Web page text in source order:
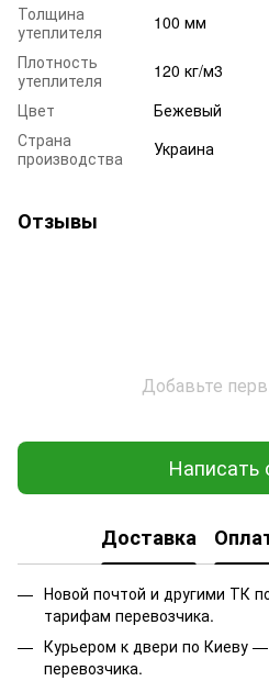
Толщина
утеплителя
100 мм
Плотность
утеплителя
120 кг/м3
Цвет
Бежевый
Страна
производства
Украина
Отзывы
Добавьте
Написать
Доставка
Новой почтой и другими ТК
тарифам перевозчика.
Курьером к двери по Киеву
перевозчика.